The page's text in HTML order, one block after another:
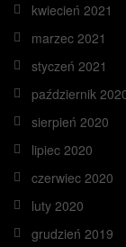
kwiecień 2021
marzec 2021
styczeń 2021
październik
sierpień 2020
lipiec 2020
czerwiec 2020
luty 2020
grudzień 2019